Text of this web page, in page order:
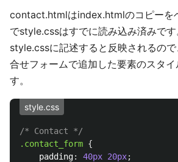
contact.htmlはindex.htmlのコピーを
でstyle.cssはすでに読み込み済みです
style.cssに記述すると反映されるの
合せフォームで追加した要素のスタイ
す。
style.css
/* Contact */
.contact_form {
padding: 40px 20px;